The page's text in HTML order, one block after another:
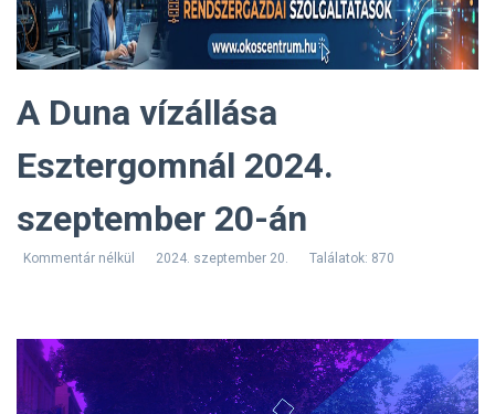
A Duna vízállása
Esztergomnál 2024.
szeptember 20-án
Kommentár nélkül 2024. szeptember 20. Találatok: 870